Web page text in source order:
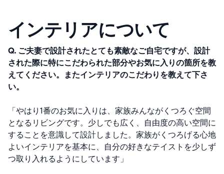
インテリアについて
Q. ご夫妻で設計されたとても素敵なご自宅ですが、設計
された際に特にこだわられた部分やお気に入りの箇所を教
えてください。またインテリアのこだわりを教えて下さ
い。
「やはり1番のお気に入りは、家族みんながくつろぐ空間
となるリビングです。少しでも広く、自由度の高い空間に
することを意識して設計しました。 家族がくつろげる心地
よいインテリアを基本に、自分の好きなテイストを少しず
つ取り入れるようにしています」